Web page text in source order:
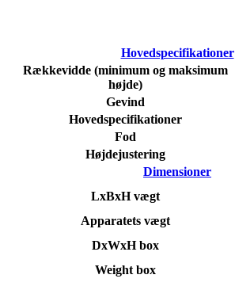
Hovedspecifikationer
Rækkevidde (minimum og maksimum
højde)
Gevind
Hovedspecifikationer
Fod
Højdejustering
Dimensioner
LxBxH vægt
Apparatets vægt
DxWxH box
Weight box